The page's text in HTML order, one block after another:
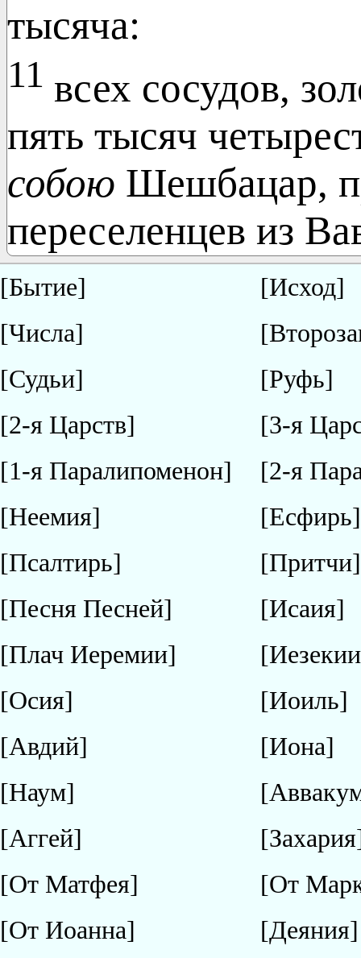
тысяча:
11 всех сосудов,
пять тысяч
собою Шешбацар,
переселенцев из
[Бытие]
[Исход]
[Числа]
[Судьи]
[Руфь]
[2-я Царств]
[3-я
[1-я Паралипоменон]
[2-я
[Неемия]
[Есфирь]
[Псалтирь]
[Притчи]
[Песня Песней]
[Исаия]
[Плач Иеремии]
[Осия]
[Иоиль]
[Авдий]
[Иона]
[Наум]
[Аггей]
[От Матфея]
[От
[От Иоанна]
[Деяния]